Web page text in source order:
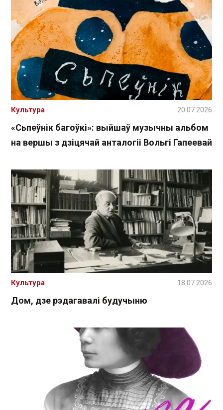
«Сьпеўнік багоўкі»: выйшаў музычны альбом
на вершы з дзіцячай анталогіі Вольгі Гапеевай
Культура 20.07.2026
Дом, дзе рэдагавалі будучыню
Культура 18.07.2026